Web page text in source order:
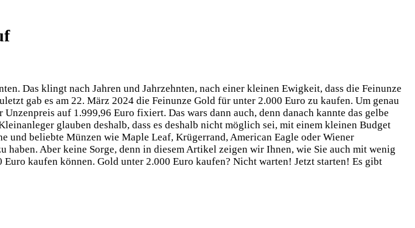
Das klingt nach Jahren und Jahrzehnten, nach einer kleinen Ewigkeit, dass die Feinunze
gab es am 22. März 2024 die Feinunze Gold für unter 2.000 Euro zu kaufen. Um genau
auf 1.999,96 Euro fixiert. Das wars dann auch, denn danach kannte das gelbe
glauben deshalb, dass es deshalb nicht möglich sei, mit einem kleinen Budget
und beliebte Münzen wie Maple Leaf, Krügerrand, American Eagle oder Wiener
Aber keine Sorge, denn in diesem Artikel zeigen wir Ihnen, wie Sie auch mit wenig
kaufen können. Gold unter 2.000 Euro kaufen? Nicht warten! Jetzt starten! Es gibt